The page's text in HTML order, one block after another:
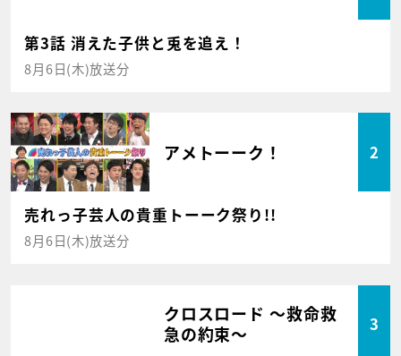
第3話 消えた子供と兎を追え！
8月6日(木)放送分
アメトーーク！ 2
売れっ子芸人の貴重トーーク祭り!!
8月6日(木)放送分
クロスロード ～救命救
急の約束～
3